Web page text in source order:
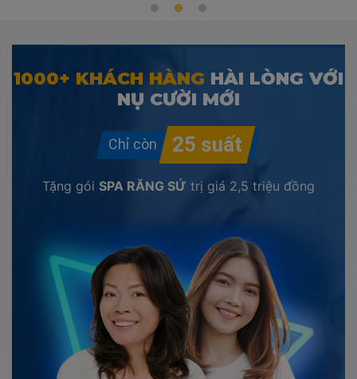
1000+ KHÁCH HÀNG HÀI LÒNG VỚI
NỤ CƯỜI MỚI
Tặng gói SPA RĂNG SỨ trị giá 2,5 triệu đồng